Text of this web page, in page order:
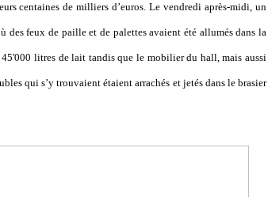
centaines de milliers d’euros. Le vendredi après-midi, un
des feux de paille et de palettes avaient été allumés dans la
litres de lait tandis que le mobilier du hall, mais aussi
qui s’y trouvaient étaient arrachés et jetés dans le brasier